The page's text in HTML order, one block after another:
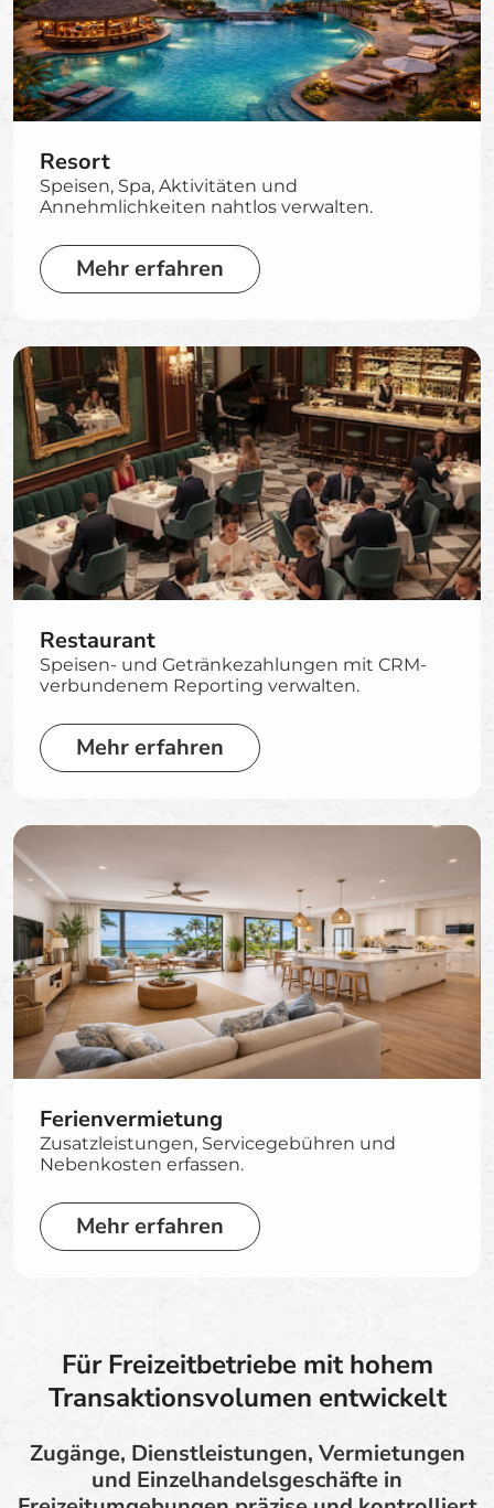
Resort
Speisen, Spa, Aktivitäten und
Annehmlichkeiten nahtlos verwalten.
Mehr erfahren
Restaurant
Speisen- und Getränkezahlungen mit CRM-
verbundenem Reporting verwalten.
Mehr erfahren
Ferienvermietung
Zusatzleistungen, Servicegebühren und
Nebenkosten erfassen.
Mehr erfahren
Für Freizeitbetriebe mit hohem
Transaktionsvolumen entwickelt
Zugänge, Dienstleistungen, Vermietungen
und Einzelhandelsgeschäfte in